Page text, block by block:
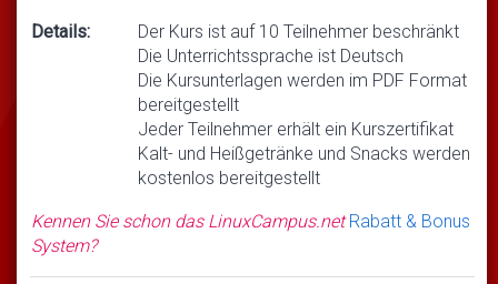
Details:
Der Kurs ist auf 10 Teilnehmer beschränkt
Die Unterrichtssprache ist Deutsch
Die Kursunterlagen werden im PDF Format
bereitgestellt
Jeder Teilnehmer erhält ein Kurszertifikat
Kalt- und Heißgetränke und Snacks werden
kostenlos bereitgestellt
Kennen Sie schon das LinuxCampus.netRabatt & Bonus
System?